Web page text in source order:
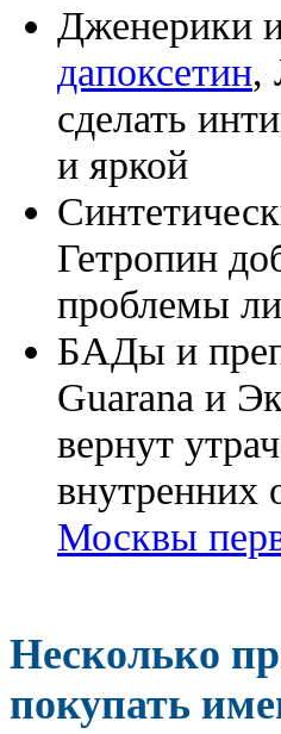
Дженерики
дапоксетин,
сделать
и яркой
Гетропин
проблемы
БАДы и
Guarana и
вернут
внутренних
Москвы
Несколько
покупать